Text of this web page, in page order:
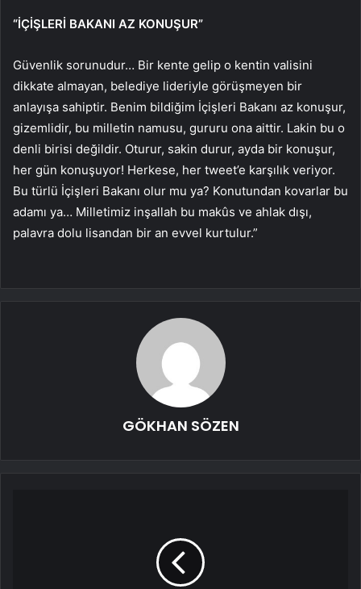
“İÇİŞLERİ BAKANI AZ KONUŞUR”
Güvenlik sorunudur… Bir kente gelip o kentin valisini
dikkate almayan, belediye lideriyle görüşmeyen bir
anlayışa sahiptir. Benim bildiğim İçişleri Bakanı az konuşur,
gizemlidir, bu milletin namusu, gururu ona aittir. Lakin bu o
denli birisi değildir. Oturur, sakin durur, ayda bir konuşur,
her gün konuşuyor! Herkese, her tweet’e karşılık veriyor.
Bu türlü İçişleri Bakanı olur mu ya? Konutundan kovarlar bu
adamı ya… Milletimiz inşallah bu makûs ve ahlak dışı,
palavra dolu lisandan bir an evvel kurtulur.”
GÖKHAN SÖZEN